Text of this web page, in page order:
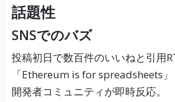
話題性
SNSでのバズ
投稿初日で数百件のいいねと引用
「Ethereum is for spreadsheets」
開発者コミュニティが即時反応。